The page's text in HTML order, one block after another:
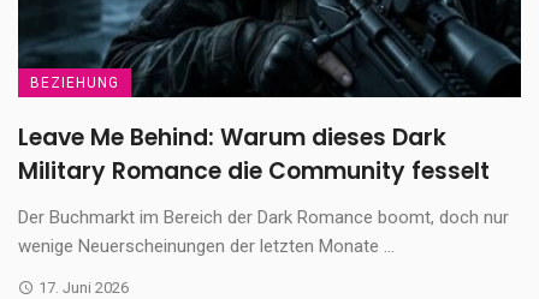
BEZIEHUNG
Leave Me Behind: Warum dieses Dark
Military Romance die Community fesselt
Der Buchmarkt im Bereich der Dark Romance boomt, doch nur
wenige Neuerscheinungen der letzten Monate ...
17. Juni 2026